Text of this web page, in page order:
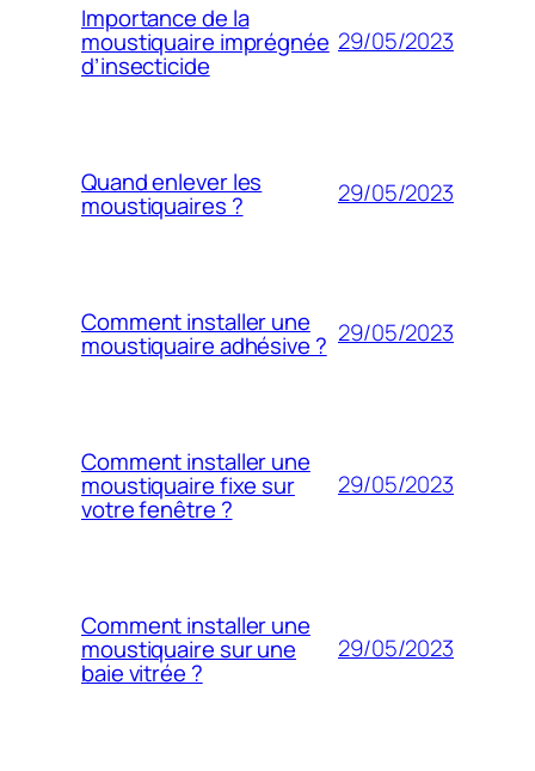
Importance de la
moustiquaire imprégnée
d’insecticide
29/05/2023
Quand enlever les
moustiquaires ? 29/05/2023
Comment installer une
moustiquaire adhésive ? 29/05/2023
Comment installer une
moustiquaire fixe sur
votre fenêtre ?
29/05/2023
Comment installer une
moustiquaire sur une
baie vitrée ?
29/05/2023